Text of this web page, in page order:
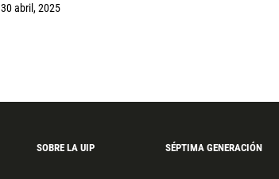
30 abril, 2025
SOBRE LA UIP SÉPTIMA GENERACIÓN